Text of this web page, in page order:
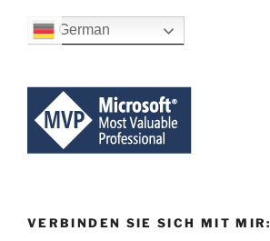
German
VERBINDEN SIE SICH MIT MIR: